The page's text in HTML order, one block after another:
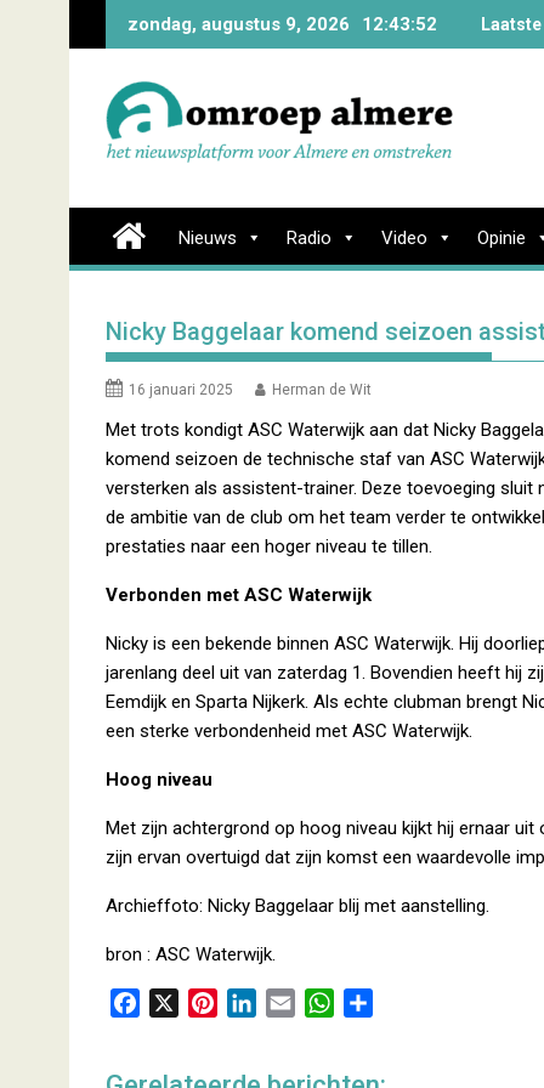
zondag, augustus 9, 2026 12:43:52
Nieuws Radio Video Opinie
Nicky Baggelaar komend seizoen
16 januari 2025 Herman de Wit
Met trots kondigt ASC Waterwijk aan dat Nicky
komend seizoen de technische staf van ASC
versterken als assistent-trainer. Deze toevoeging sluit
de ambitie van de club om het team verder te
prestaties naar een hoger niveau te tillen.
Verbonden met ASC Waterwijk
Nicky is een bekende binnen ASC Waterwijk. Hij
jarenlang deel uit van zaterdag 1. Bovendien heeft hij
Eemdijk en Sparta Nijkerk. Als echte clubman brengt
een sterke verbondenheid met ASC Waterwijk.
Hoog niveau
Met zijn achtergrond op hoog niveau kijkt hij ernaar
zijn ervan overtuigd dat zijn komst een waardevolle
Archieffoto: Nicky Baggelaar blij met aanstelling.
bron : ASC Waterwijk.
W